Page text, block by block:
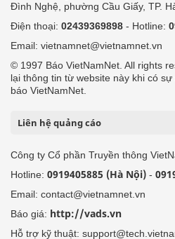
Đình Nghệ, phường Cầu Giấy, TP.
Điện thoại: 02439369898 - Hotline:
Email: vietnamnet@vietnamnet.vn
© 1997 Báo VietNamNet. All rights
lại thông tin từ website này khi có
báo VietNamNet.
Liên hệ quảng cáo
Công ty Cổ phần Truyền thông
Hotline: 0919405885 (Hà Nội) -
Email: contact@vietnamnet.vn
Báo giá: http://vads.vn
Hỗ trợ kỹ thuật: